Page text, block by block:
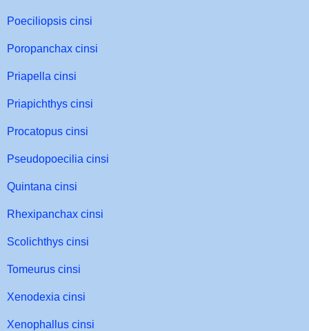
Poeciliopsis cinsi
Poropanchax cinsi
Priapella cinsi
Priapichthys cinsi
Procatopus cinsi
Pseudopoecilia cinsi
Quintana cinsi
Rhexipanchax cinsi
Scolichthys cinsi
Tomeurus cinsi
Xenodexia cinsi
Xenophallus cinsi